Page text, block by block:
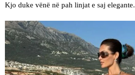
Kjo duke vënë në pah linjat e saj elegante.